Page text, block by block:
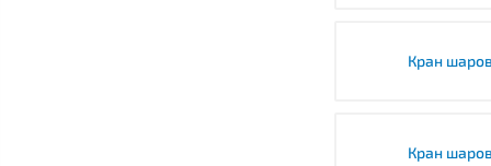
Кран
Кран